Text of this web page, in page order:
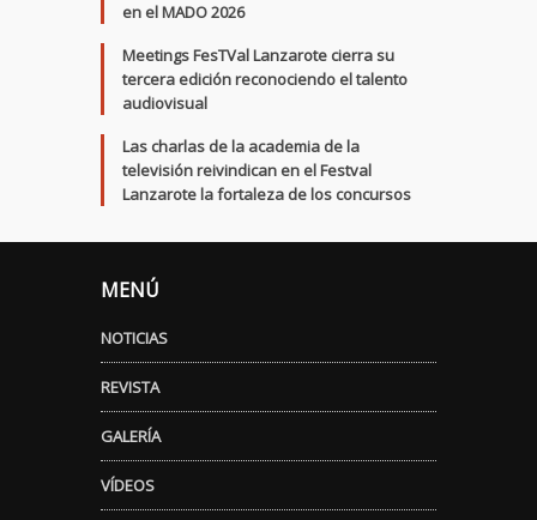
en el MADO 2026
Meetings FesTVal Lanzarote cierra su
tercera edición reconociendo el talento
audiovisual
Las charlas de la academia de la
televisión reivindican en el Festval
Lanzarote la fortaleza de los concursos
MENÚ
NOTICIAS
REVISTA
GALERÍA
VÍDEOS